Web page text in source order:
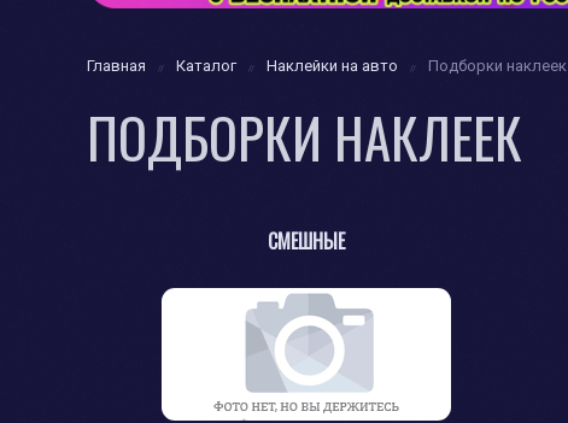
Главная Каталог Наклейки на авто Подборки наклеек
ПОДБОРКИ НАКЛЕЕК
СМЕШНЫЕ